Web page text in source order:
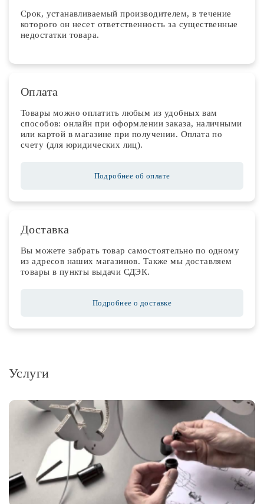
Срок, устанавливаемый производителем, в течение
которого он несет ответственность за существенные
недостатки товара.
Оплата
Товары можно оплатить любым из удобных вам
способов: онлайн при оформлении заказа, наличными
или картой в магазине при получении. Оплата по
счету (для юридических лиц).
Подробнее об оплате
Доставка
Вы можете забрать товар самостоятельно по одному
из адресов наших магазинов. Также мы доставляем
товары в пункты выдачи СДЭК.
Подробнее о доставке
Услуги